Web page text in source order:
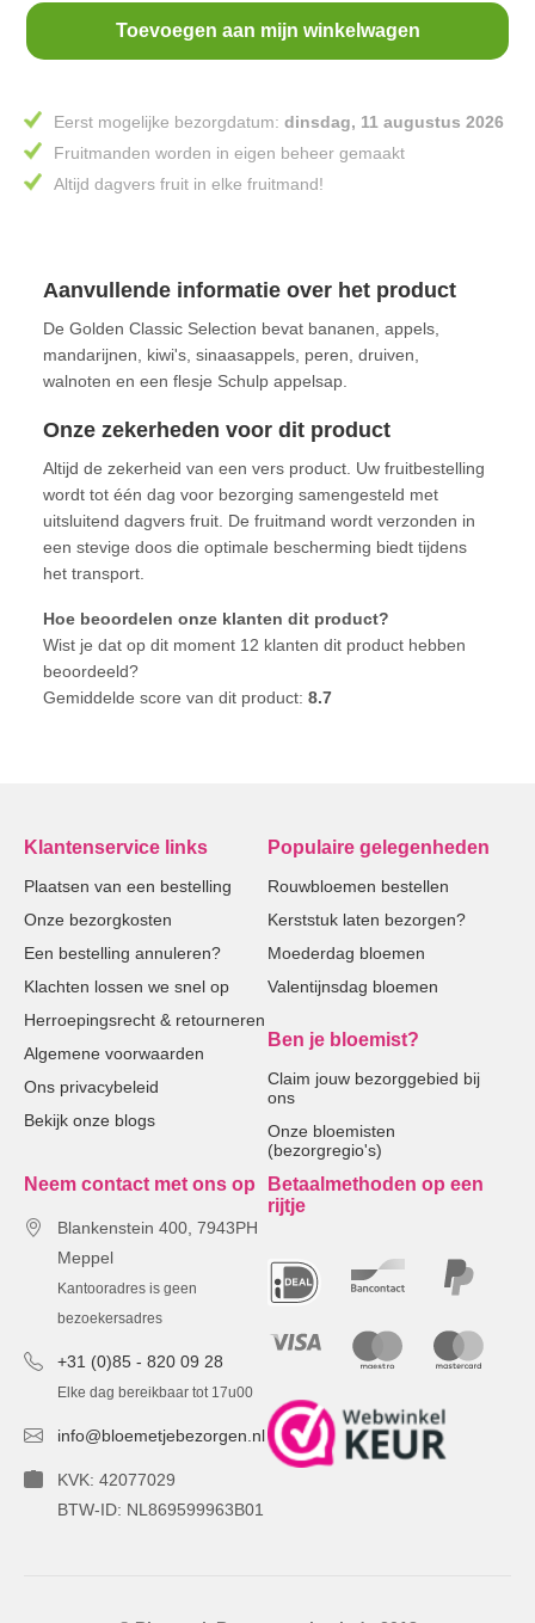
Toevoegen aan mijn winkelwagen
Eerst mogelijke bezorgdatum: dinsdag, 11 augustus 2026
Fruitmanden worden in eigen beheer gemaakt
Altijd dagvers fruit in elke fruitmand!
Aanvullende informatie over het product
De Golden Classic Selection bevat bananen, appels,
mandarijnen, kiwi's, sinaasappels, peren, druiven,
walnoten en een flesje Schulp appelsap.
Onze zekerheden voor dit product
Altijd de zekerheid van een vers product. Uw fruitbestelling
wordt tot één dag voor bezorging samengesteld met
uitsluitend dagvers fruit. De fruitmand wordt verzonden in
een stevige doos die optimale bescherming biedt tijdens
het transport.
Hoe beoordelen onze klanten dit product?
Wist je dat op dit moment 12 klanten dit product hebben
beoordeeld?
Gemiddelde score van dit product:8.7
Klantenservice links
Plaatsen van een bestelling
Onze bezorgkosten
Een bestelling annuleren?
Klachten lossen we snel op
Herroepingsrecht & retourneren
Algemene voorwaarden
Ons privacybeleid
Bekijk onze blogs
Populaire gelegenheden
Rouwbloemen bestellen
Kerststuk laten bezorgen?
Moederdag bloemen
Valentijnsdag bloemen
Ben je bloemist?
Claim jouw bezorggebied bij
ons
Onze bloemisten
(bezorgregio's)
Neem contact met ons op
Blankenstein 400, 7943PH
Meppel
Kantooradres is geen
bezoekersadres
+31 (0)85 - 820 09 28
Elke dag bereikbaar tot 17u00
info@bloemetjebezorgen.nl
KVK: 42077029
BTW-ID: NL869599963B01
Betaalmethoden op een
rijtje